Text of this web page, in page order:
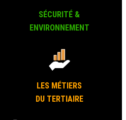
SÉCURITÉ &
ENVIRONNEMENT
LES MÉTIERS
DU TERTIAIRE